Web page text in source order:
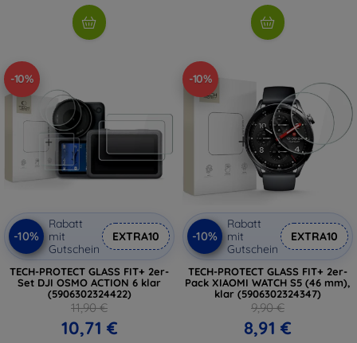
-10%
-10%
Rabatt
mit
Gutschein
EXTRA10
TECH-PROTECT GLASS FIT+ 2er-
Set DJI OSMO ACTION 6 klar
(5906302324422)
11,90 €
10,71 €
-10%
-10%
Rabatt
mit
Gutschein
EXTRA10
TECH-PROTECT GLASS FIT+ 2er-
Pack XIAOMI WATCH S5 (46 mm),
klar (5906302324347)
9,90 €
8,91 €